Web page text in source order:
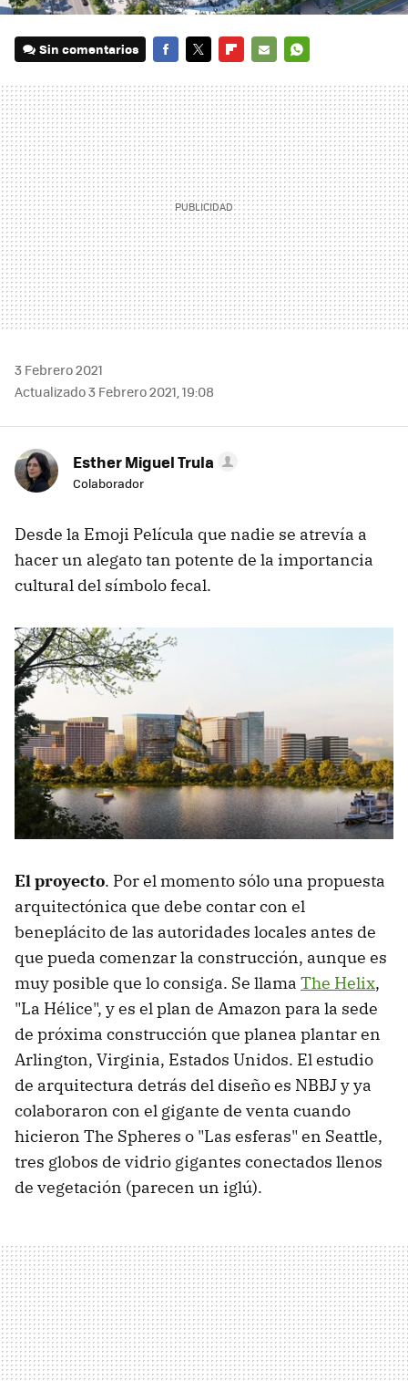
Sin comentarios
MAIL
3 Febrero 2021
Actualizado 3 Febrero 2021, 19:08
Esther Miguel Trula
Colaborador
Desde la Emoji Película que nadie se atrevía a
hacer un alegato tan potente de la importancia
cultural del símbolo fecal.
El proyecto. Por el momento sólo una propuesta
arquitectónica que debe contar con el
beneplácito de las autoridades locales antes de
que pueda comenzar la construcción, aunque es
muy posible que lo consiga. Se llama The Helix,
"La Hélice", y es el plan de Amazon para la sede
de próxima construcción que planea plantar en
Arlington, Virginia, Estados Unidos. El estudio
de arquitectura detrás del diseño es NBBJ y ya
colaboraron con el gigante de venta cuando
hicieron The Spheres o "Las esferas" en Seattle,
tres globos de vidrio gigantes conectados llenos
de vegetación (parecen un iglú).